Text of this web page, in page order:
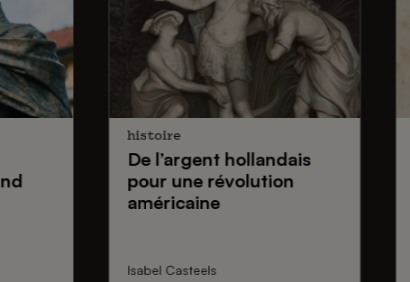
histoire
De l’argent hollandais
pour une révolution
américaine
Isabel Casteels